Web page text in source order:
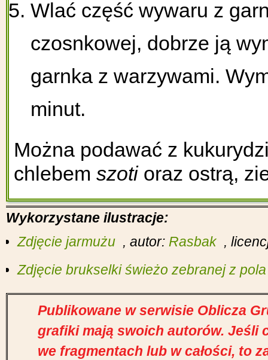
Wlać część wywaru z
czosnkowej, dobrze ją
garnka z warzywami.
minut.
Można podawać z
chlebem szotioraz ostrą,
Wykorzystane ilustracje:
Zdjęcie jarmużu , autor:Rasbak ,
Zdjęcie brukselki świeżo zebranej z pola
Publikowane w serwisie Oblicza
grafiki mają swoich autorów. Jeśli
we fragmentach lub w całości, to